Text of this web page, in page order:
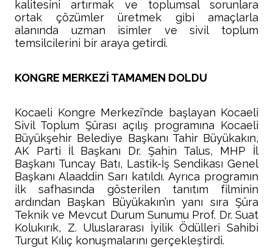
kalitesini artırmak ve toplumsal sorunlara
ortak çözümler üretmek gibi amaçlarla
alanında uzman isimler ve sivil toplum
temsilcilerini bir araya getirdi.
KONGRE MERKEZİ TAMAMEN DOLDU
Kocaeli Kongre Merkezi’nde başlayan Kocaeli
Sivil Toplum Şûrası açılış programına Kocaeli
Büyükşehir Belediye Başkanı Tahir Büyükakın,
AK Parti İl Başkanı Dr. Şahin Talus, MHP İl
Başkanı Tuncay Batı, Lastik-İş Sendikası Genel
Başkanı Alaaddin Sarı katıldı. Ayrıca programın
ilk safhasında gösterilen tanıtım filminin
ardından Başkan Büyükakın’ın yanı sıra Şûra
Teknik ve Mevcut Durum Sunumu Prof. Dr. Suat
Kolukırık, Z. Uluslararası İyilik Ödülleri Sahibi
Turgut Kılıç konuşmalarını gerçekleştirdi.